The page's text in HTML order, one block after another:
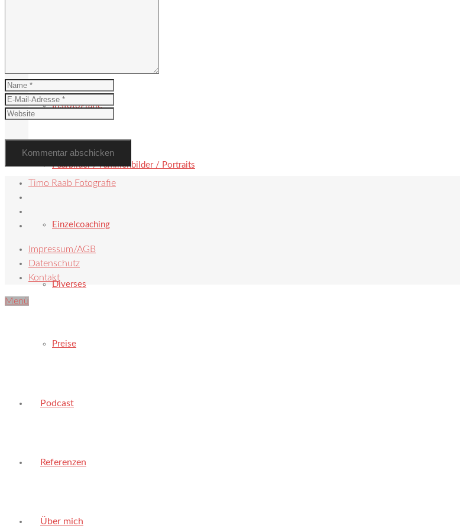
Irisfotografie
Paarbilder / Familienbilder / Portraits
Einzelcoaching
Diverses
Preise
Podcast
Referenzen
Über mich
Timo Raab Fotografie
Impressum/AGB
Datenschutz
Kontakt
Menü